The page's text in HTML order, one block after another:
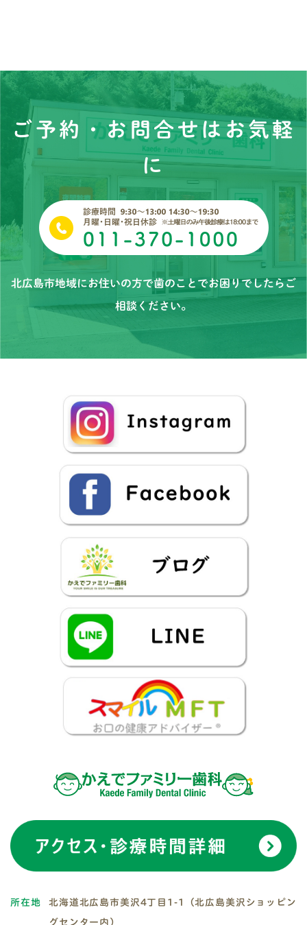
ご予約・お問合せはお気軽
に
北広島市地域にお住いの方で歯のことでお困りでしたらご
相談ください。
所在地 北海道北広島市美沢4丁目1-1（北広島美沢ショッピン
グセンター内）